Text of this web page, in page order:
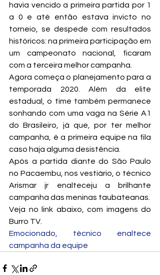
havia vencido a primeira partida por 1
a 0 e até então estava invicto no
torneio, se despede com resultados
históricos: na primeira participação em
um campeonato nacional, ficaram
com a terceira melhor campanha.
Agora começa o planejamento para a
temporada 2020. Além da elite
estadual, o time também permanece
sonhando com uma vaga na Série A1
do Brasileiro, já que, por ter melhor
campanha, é a primeira equipe na fila
caso haja alguma desistência.
Após a partida diante do São Paulo
no Pacaembu, nos vestiário, o técnico
Arismar jr enalteceju a brilhante
campanha das meninas taubateanas.
Veja no link abaixo, com imagens do
Burro TV.
Emocionado, técnico enaltece
campanha da equipe